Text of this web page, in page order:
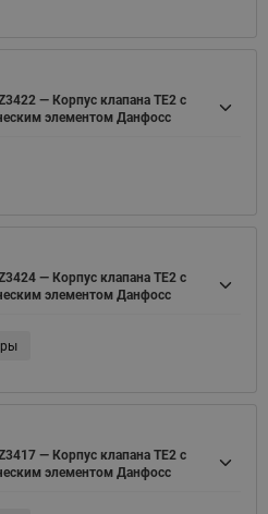
— Корпус клапана TE2 с
элементом Данфосс
— Корпус клапана TE2 с
элементом Данфосс
— Корпус клапана TE2 с
элементом Данфосс